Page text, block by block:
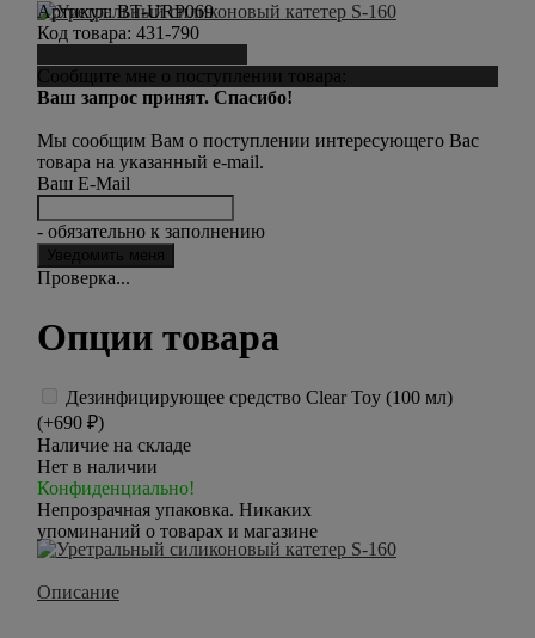
Артикул:BT-URP069
Код товара: 431-790
Сообщите мне о поступлении товара:
Ваш запрос принят. Спасибо!
Мы сообщим Вам о поступлении интересующего Вас
товара на указанный e-mail.
Ваш E-Mail
- обязательно к заполнению
Проверка...
Опции товара
Дезинфицирующее средство Clear Toy (100 мл)
(+690 ₽)
Наличие на складе
Нет в наличии
Конфиденциально!
Непрозрачная упаковка. Никаких
упоминаний о товарах и магазине
Описание